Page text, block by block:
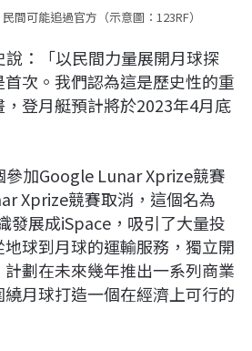
間可能追過官方（示意圖：123RF）
：「以民間力量展開月球探
次。我們認為這是歷史性的重
登月艇預計將於2023年4月底
參加Google Lunar Xprize競賽
Xprize競賽取消，這個名為
發展成iSpace，吸引了大量投
球到月球的運輸服務，獨立開
劃在未來幾年推出一系列商業
月球打造一個在經濟上可行的